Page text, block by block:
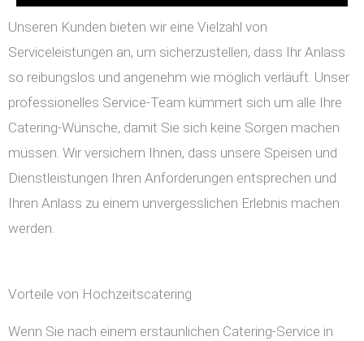
Unseren Kunden bieten wir eine Vielzahl von
Serviceleistungen an, um sicherzustellen, dass Ihr Anlass
so reibungslos und angenehm wie möglich verläuft. Unser
professionelles Service-Team kümmert sich um alle Ihre
Catering-Wünsche, damit Sie sich keine Sorgen machen
müssen. Wir versichern Ihnen, dass unsere Speisen und
Dienstleistungen Ihren Anforderungen entsprechen und
Ihren Anlass zu einem unvergesslichen Erlebnis machen
werden.
Vorteile von Hochzeitscatering
Wenn Sie nach einem erstaunlichen Catering-Service in